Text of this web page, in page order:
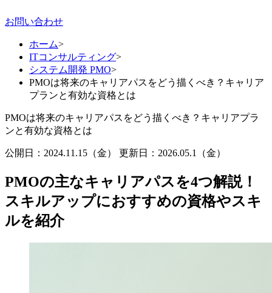
お問い合わせ
ホーム>
ITコンサルティング>
システム開発 PMO>
PMOは将来のキャリアパスをどう描くべき？キャリア
プランと有効な資格とは
PMOは将来のキャリアパスをどう描くべき？キャリアプラ
ンと有効な資格とは
公開日：2024.11.15（金） 更新日： 2026.05.1（金）
PMOの主なキャリアパスを4つ解説！
スキルアップにおすすめの資格やスキ
ルを紹介